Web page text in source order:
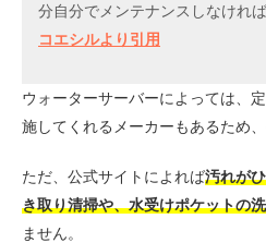
分自分でメンテナンスしなけれ
コエシルより引用
ウォーターサーバーによっては、
施してくれるメーカーもあるため
ただ、公式サイトによれば汚れが
き取り清掃や、水受けポケットの
ません。